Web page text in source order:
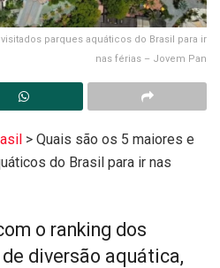
parques aquáticos do Brasil para ir
nas férias – Jovem Pan
> Quais são os 5 maiores e
do Brasil para ir nas
o ranking dos
diversão aquática,